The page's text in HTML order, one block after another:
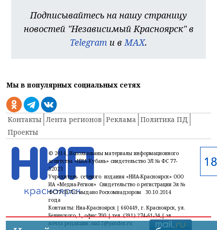
Подписывайтесь на нашу страницу
новостей "Независимый Красноярск" в
Telegram и в MAX.
Мы в популярных социальных сетях
Контакты Лента регионов Реклама Политика ПД
Проекты
© 2014, Использованы материалы информационного
агентства «НИА-Кубань» свидетельство ЭЛ № ФС 77-
52023
Учредитель сетевого издания «НИА-Красноярск» ООО
ИА «Медиа-Регион» Свидетельство о регистрации Эл №
ФС77-59710 выдано Роскомнадзором 30.10.2014
года
Контакты: Ниа-Красноярск | 660449, г. Красноярск, ул.
Белинского, 1, офис 700 | тел. (391) 274-61-34,| эл.
почта редакции: nia12@yandex.ru